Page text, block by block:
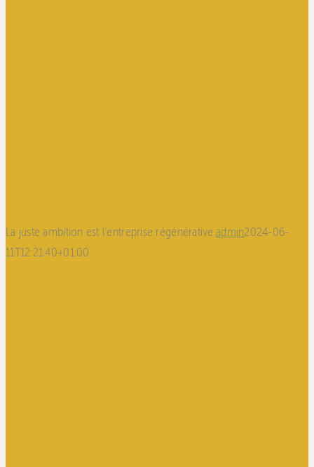
La juste ambition est l’entreprise régénérative.admin2024-06-
11T12:21:40+01:00